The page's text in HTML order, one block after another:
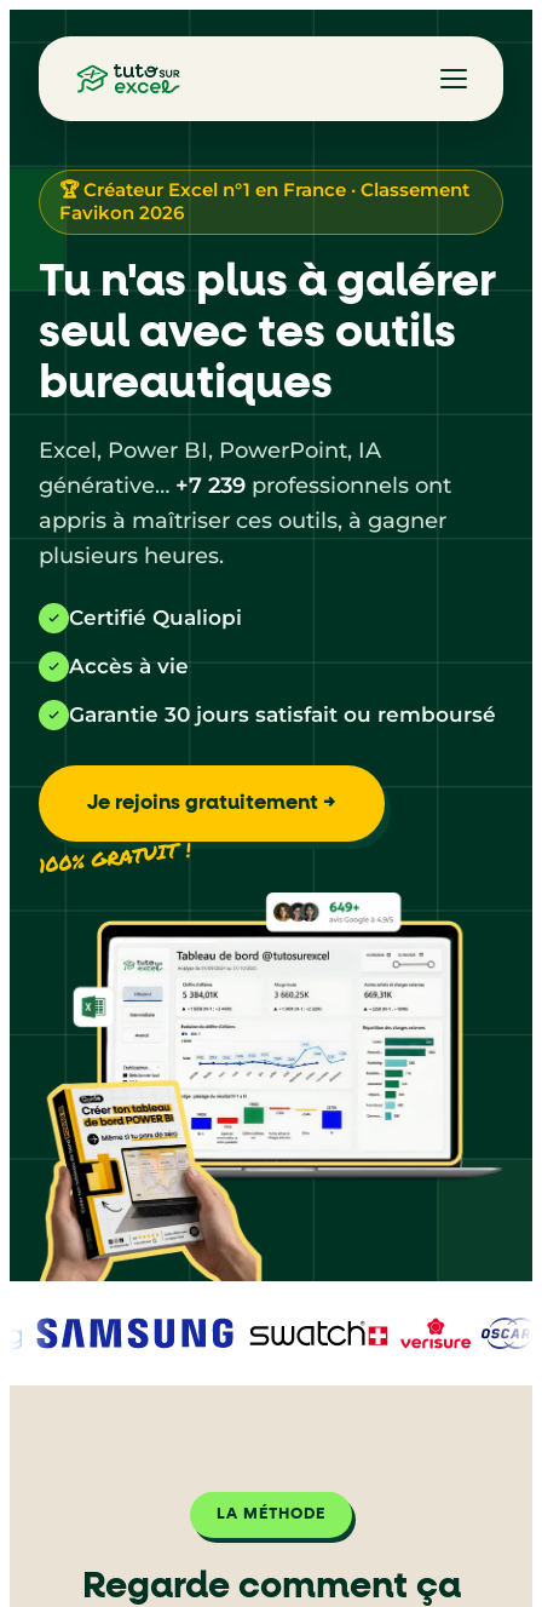
🏆 Créateur Excel n°1 en France · Classement
Favikon 2026
Tu n'as plus à galérer
seul avec tes outils
bureautiques
Excel, Power BI, PowerPoint, IA
générative… +7 239 professionnels ont
appris à maîtriser ces outils, à gagner
plusieurs heures.
Certifié Qualiopi
Accès à vie
Garantie 30 jours satisfait ou remboursé
Je rejoins gratuitement →
100% GRATUIT !
LA MÉTHODE
Regarde comment ça